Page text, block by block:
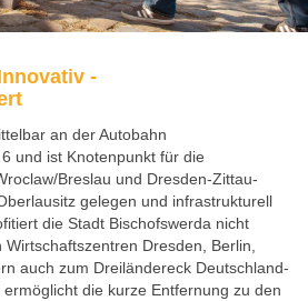
-
an der Autobahn
und ist Knotenpunkt für die
Breslau und Dresden-Zittau-
gelegen und infrastrukturell
die Stadt Bischofswerda nicht
Dresden, Berlin,
auch zum Dreiländereck Deutschland-
die kurze Entfernung zu den